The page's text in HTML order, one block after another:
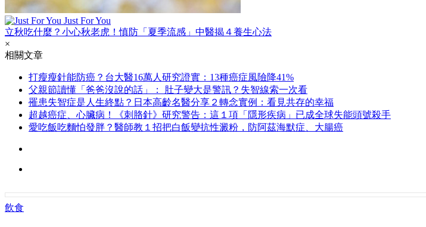
Just For You
立秋吃什麼？小心秋老虎！慎防「夏季流感」中醫揭４養生心法
×
相關文章
打瘦瘦針能防癌？台大醫16萬人研究證實：13種癌症風險降41%
父親節讀懂「爸爸沒說的話」： 肚子變大是警訊？失智線索一次看
罹患失智症是人生終點？日本高齡名醫分享２轉念實例：看見共存的幸福
超越癌症、心臟病！《刺胳針》研究警告：這１項「隱形疾病」已成全球失能頭號殺手
愛吃飯吃麵怕發胖？醫師教１招把白飯變抗性澱粉，防阿茲海默症、大腸癌
飲食